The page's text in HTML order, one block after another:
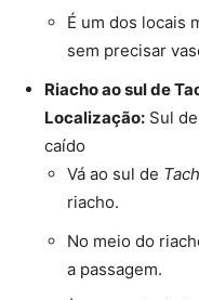
É um dos locais
sem precisar
Riacho ao sul de
Localização: Sul de
caído
Vá ao sul de
riacho.
No meio do
a passagem.